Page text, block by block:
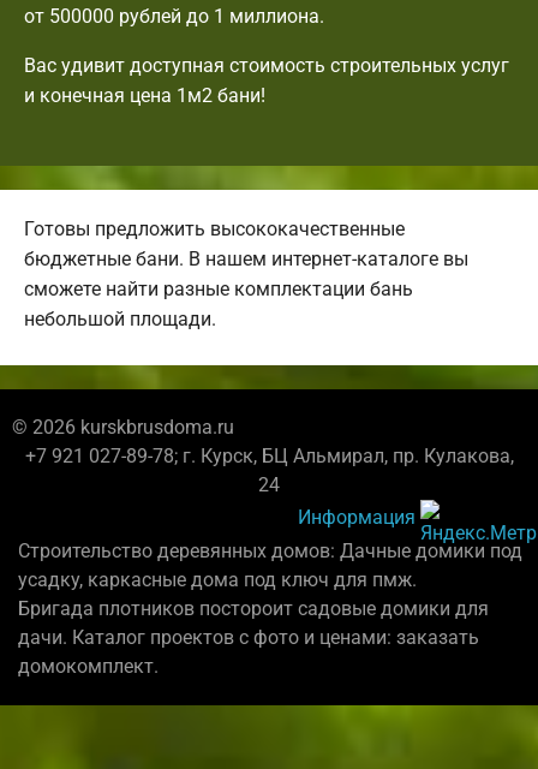
от 500000 рублей до 1 миллиона.
Вас удивит доступная стоимость строительных услуг
и конечная цена 1м2 бани!
Готовы предложить высококачественные
бюджетные бани. В нашем интернет-каталоге вы
сможете найти разные комплектации бань
небольшой площади.
© 2026 kurskbrusdoma.ru
+7 921 027-89-78; г. Курск, БЦ Альмирал, пр. Кулакова,
24
Информация
Строительство деревянных домов: Дачные домики под
усадку, каркасные дома под ключ для пмж.
Бригада плотников постороит садовые домики для
дачи. Каталог проектов с фото и ценами: заказать
домокомплект.